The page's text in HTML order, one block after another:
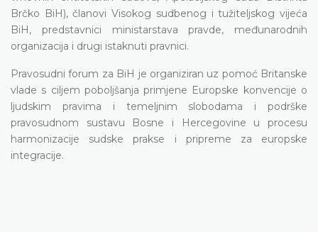
Brčko BiH), članovi Visokog sudbenog i tužiteljskog vijeća
BiH, predstavnici ministarstava pravde, međunarodnih
organizacija i drugi istaknuti pravnici.
Pravosudni forum za BiH je organiziran uz pomoć Britanske
vlade s ciljem poboljšanja primjene Europske konvencije o
ljudskim pravima i temeljnim slobodama i podrške
pravosudnom sustavu Bosne i Hercegovine u procesu
harmonizacije sudske prakse i pripreme za europske
integracije.